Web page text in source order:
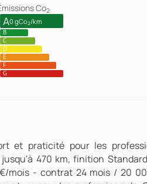
Co2
A0 gCo2/km
B
C
D
E
F
G
et praticité pour les
470 km, finition
mois - contrat 24 mois / 20